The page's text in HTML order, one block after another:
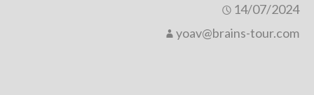
14/07/2024
yoav@brains-tour.com